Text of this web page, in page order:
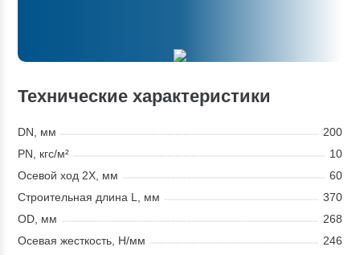
Технические характеристики
DN, мм
200
PN, кгс/м²
10
Осевой ход 2Х, мм
60
Строительная длина L, мм
370
OD, мм
268
Осевая жесткость, Н/мм
246